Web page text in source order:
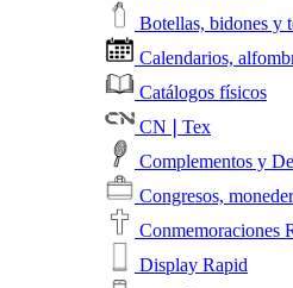
Botellas, bidones y
Calendarios,
Catálogos físicos
CN❘Tex
Complementos y
Congresos,
Conmemoraciones
Display Rapid